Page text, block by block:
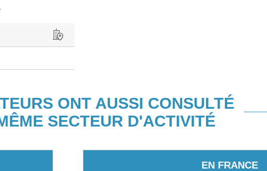
ONT AUSSI CONSULTÉ
SECTEUR D'ACTIVITÉ
EN FRANCE